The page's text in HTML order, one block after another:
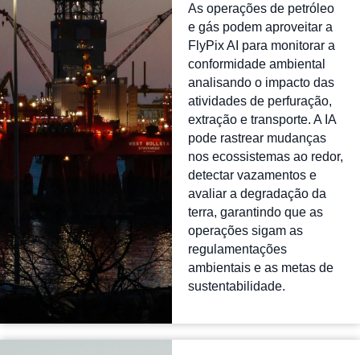
As operações de petróleo
e gás podem aproveitar a
FlyPix AI para monitorar a
conformidade ambiental
analisando o impacto das
atividades de perfuração,
extração e transporte. A IA
pode rastrear mudanças
nos ecossistemas ao redor,
detectar vazamentos e
avaliar a degradação da
terra, garantindo que as
operações sigam as
regulamentações
ambientais e as metas de
sustentabilidade.